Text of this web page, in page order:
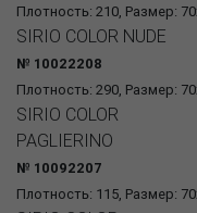
Плотность: 210, Размер:
Плотность: 290, Размер:
SIRIO COLOR NUDE
№ 10022208
Плотность: 115, Размер:
SIRIO COLOR
PAGLIERINO
№ 10092207